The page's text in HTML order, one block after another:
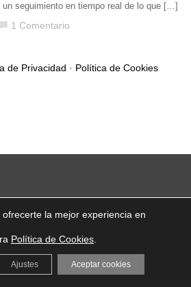
un seguimiento en tiempo real de lo que […]
chat_bubble 1 Comentario
de Privacidad · Política de Cookies
la mejor experiencia en
Política de Cookies
Aceptar cookies
Ajustes